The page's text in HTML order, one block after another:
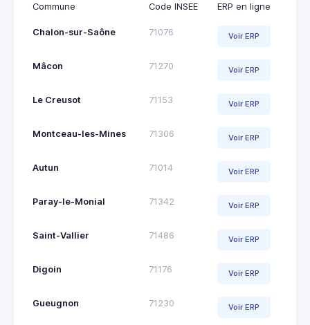
Commune Code INSEE ERP en ligne
Chalon-sur-Saône 71076 Voir ERP
Mâcon 71270 Voir ERP
Le Creusot 71153 Voir ERP
Montceau-les-Mines 71306 Voir ERP
Autun 71014 Voir ERP
Paray-le-Monial 71342 Voir ERP
Saint-Vallier 71486 Voir ERP
Digoin 71176 Voir ERP
Gueugnon 71230 Voir ERP